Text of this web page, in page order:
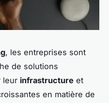
, les entreprises sont
de solutions
leur infrastructure et
en matière de